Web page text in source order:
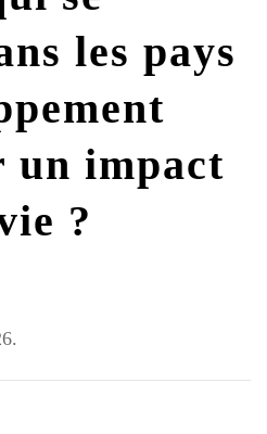
les pays
un impact
?
.